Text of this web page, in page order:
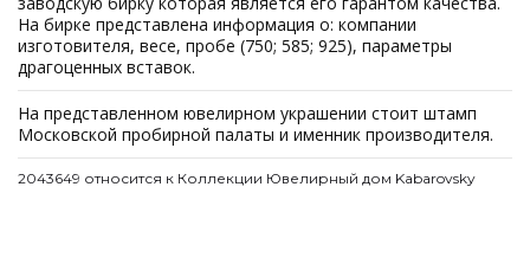
На бирке представлена информация о: компании
изготовителя, весе, пробе (750; 585; 925), параметры
драгоценных вставок.
На представленном ювелирном украшении стоит штамп
Московской пробирной палаты и именник производителя.
2043649 относится к Коллекции Ювелирный дом Kabarovsky